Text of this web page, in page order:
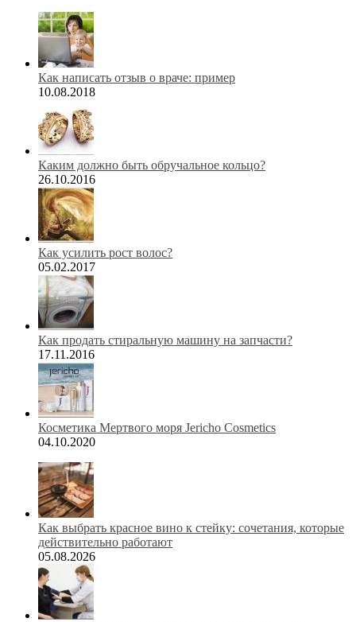
Как написать отзыв о враче: пример
10.08.2018
Каким должно быть обручальное кольцо?
26.10.2016
Как усилить рост волос?
05.02.2017
Как продать стиральную машину на запчасти?
17.11.2016
Косметика Мертвого моря Jericho Cosmetics
04.10.2020
Как выбрать красное вино к стейку: сочетания, которые
действительно работают
05.08.2026